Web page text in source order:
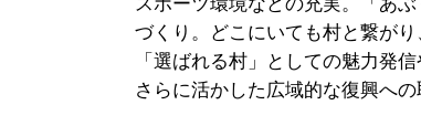
づくり。どこにいても村と繋が
「選ばれる村」としての魅力発
さらに活かした広域的な復興へ